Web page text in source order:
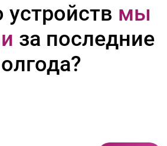
устройств мы
за последние